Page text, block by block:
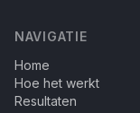
NAVIGATIE
Home
Hoe het werkt
Resultaten